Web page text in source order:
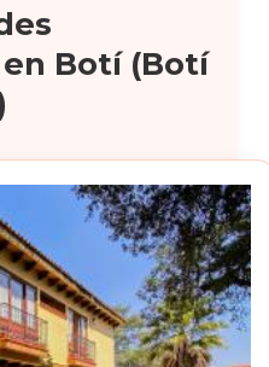
Botí (Botí